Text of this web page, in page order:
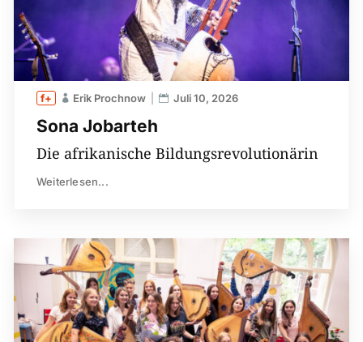
Sona Jobarteh
Erik Prochnow Juli 10, 2026
Die afrikanische Bildungsrevolutionärin
Weiterlesen...